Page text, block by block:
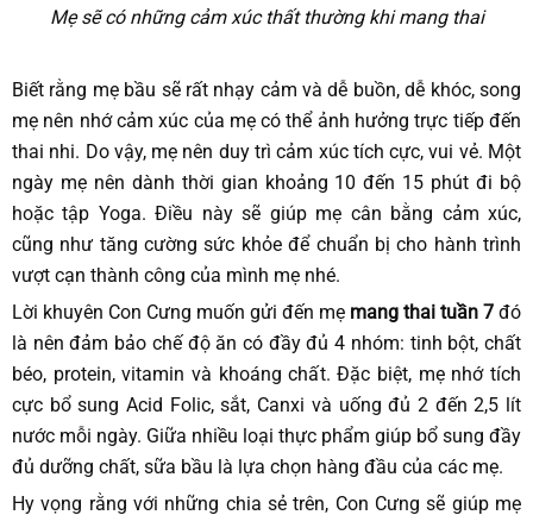
Mẹ sẽ có những cảm xúc thất thường khi mang thai
Biết rằng mẹ bầu sẽ rất nhạy cảm và dễ buồn, dễ khóc, song
mẹ nên nhớ cảm xúc của mẹ có thể ảnh hưởng trực tiếp đến
thai nhi. Do vậy, mẹ nên duy trì cảm xúc tích cực, vui vẻ. Một
ngày mẹ nên dành thời gian khoảng 10 đến 15 phút đi bộ
hoặc tập Yoga. Điều này sẽ giúp mẹ cân bằng cảm xúc,
cũng như tăng cường sức khỏe để chuẩn bị cho hành trình
vượt cạn thành công của mình mẹ nhé.
Lời khuyên Con Cưng muốn gửi đến mẹ mang thai tuần 7 đó
là nên đảm bảo chế độ ăn có đầy đủ 4 nhóm: tinh bột, chất
béo, protein, vitamin và khoáng chất. Đặc biệt, mẹ nhớ tích
cực bổ sung Acid Folic, sắt, Canxi và uống đủ 2 đến 2,5 lít
nước mỗi ngày. Giữa nhiều loại thực phẩm giúp bổ sung đầy
đủ dưỡng chất, sữa bầu là lựa chọn hàng đầu của các mẹ.
Hy vọng rằng với những chia sẻ trên, Con Cưng sẽ giúp mẹ